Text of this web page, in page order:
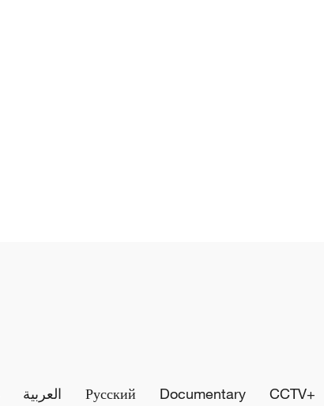
العربية Русский Documentary CCTV+